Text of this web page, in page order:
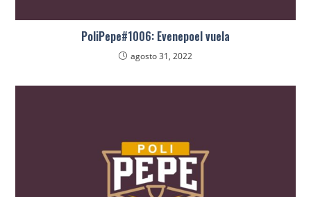
PoliPepe#1006: Evenepoel vuela
agosto 31, 2022